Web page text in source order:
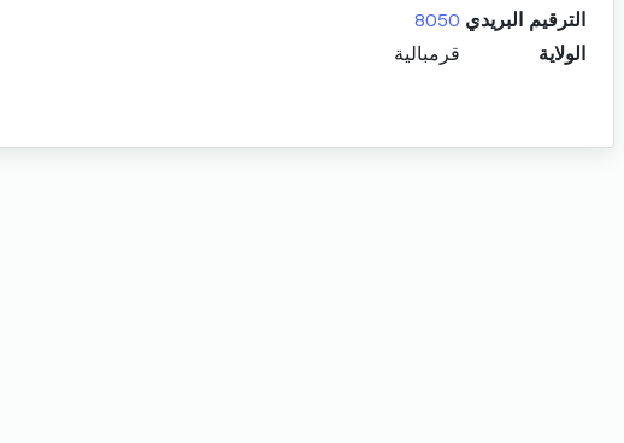
الترقيم البريدي 8050
الولاية
قرمبالية